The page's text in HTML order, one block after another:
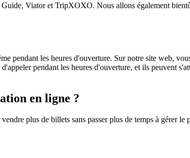
Viator et TripXOXO. Nous allons également
pendant les heures d'ouverture. Sur notre site web,
pendant les heures d'ouverture, et ils peuvent
en ligne ?
plus de billets sans passer plus de temps à gérer le